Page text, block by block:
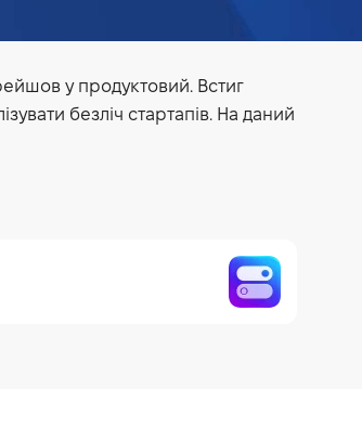
у продуктовий. Встиг
безліч стартапів. На даний